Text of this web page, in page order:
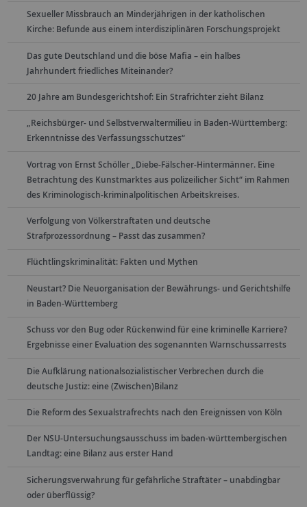
Sexueller Missbrauch an Minderjährigen in der katholischen
Kirche: Befunde aus einem interdisziplinären Forschungsprojekt
Das gute Deutschland und die böse Mafia – ein halbes
Jahrhundert friedliches Miteinander?
20 Jahre am Bundesgerichtshof: Ein Strafrichter zieht Bilanz
„Reichsbürger- und Selbstverwaltermilieu in Baden-Württemberg:
Erkenntnisse des Verfassungsschutzes“
Vortrag von Ernst Schöller „Diebe-Fälscher-Hintermänner. Eine
Betrachtung des Kunstmarktes aus polizeilicher Sicht“ im Rahmen
des Kriminologisch-kriminalpolitischen Arbeitskreises.
Verfolgung von Völkerstraftaten und deutsche
Strafprozessordnung – Passt das zusammen?
Flüchtlingskriminalität: Fakten und Mythen
Neustart? Die Neuorganisation der Bewährungs- und Gerichtshilfe
in Baden-Württemberg
Schuss vor den Bug oder Rückenwind für eine kriminelle Karriere?
Ergebnisse einer Evaluation des sogenannten Warnschussarrests
Die Aufklärung nationalsozialistischer Verbrechen durch die
deutsche Justiz: eine (Zwischen)Bilanz
Die Reform des Sexualstrafrechts nach den Ereignissen von Köln
Der NSU-Untersuchungsausschuss im baden-württembergischen
Landtag: eine Bilanz aus erster Hand
Sicherungsverwahrung für gefährliche Straftäter – unabdingbar
oder überflüssig?